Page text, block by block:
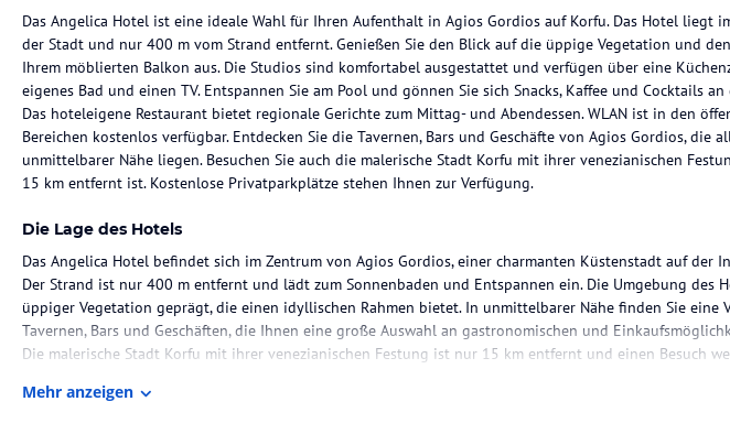
Das Angelica Hotel ist eine ideale Wahl für Ihren Aufenthalt in Agios Gordios auf Korfu. Das Hotel liegt
der Stadt und nur 400 m vom Strand entfernt. Genießen Sie den Blick auf die üppige Vegetation und
Ihrem möblierten Balkon aus. Die Studios sind komfortabel ausgestattet und verfügen über eine
eigenes Bad und einen TV. Entspannen Sie am Pool und gönnen Sie sich Snacks, Kaffee und Cocktails an
Das hoteleigene Restaurant bietet regionale Gerichte zum Mittag- und Abendessen. WLAN ist in den
Bereichen kostenlos verfügbar. Entdecken Sie die Tavernen, Bars und Geschäfte von Agios Gordios, die
unmittelbarer Nähe liegen. Besuchen Sie auch die malerische Stadt Korfu mit ihrer venezianischen
15 km entfernt ist. Kostenlose Privatparkplätze stehen Ihnen zur Verfügung.
Die Lage des Hotels
Das Angelica Hotel befindet sich im Zentrum von Agios Gordios, einer charmanten Küstenstadt auf der
Der Strand ist nur 400 m entfernt und lädt zum Sonnenbaden und Entspannen ein. Die Umgebung des
üppiger Vegetation geprägt, die einen idyllischen Rahmen bietet. In unmittelbarer Nähe finden Sie eine
Tavernen, Bars und Geschäften, die Ihnen eine große Auswahl an gastronomischen und
Die malerische Stadt Korfu mit ihrer venezianischen Festung ist nur 15 km entfernt und einen Besuch
Zimmer / Unterbringung im Hotel
Mehr anzeigen